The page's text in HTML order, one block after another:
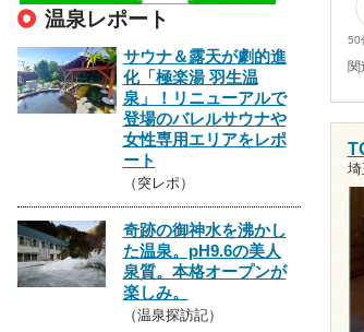
50
関
温泉レポート
サウナ＆露天が劇的進
化「極楽湯 羽生温
泉」！リニューアルで
登場のバレルサウナや
女性専用エリアをレポ
ート
（突レポ）
奇跡の御神水を沸かし
た温泉。pH9.6の美人
泉質。本格オープンが
楽しみ。
（温泉探訪記）